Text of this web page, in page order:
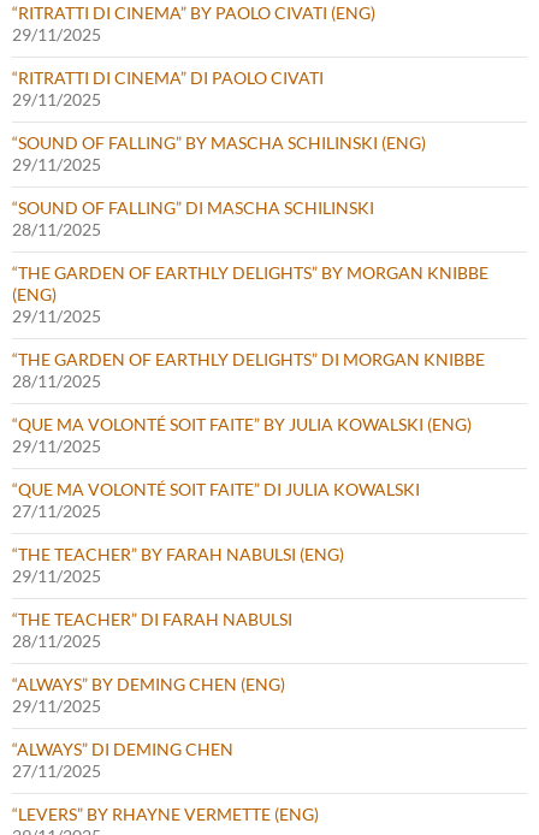
“RITRATTI DI CINEMA” BY PAOLO CIVATI (ENG)
29/11/2025
“RITRATTI DI CINEMA” DI PAOLO CIVATI
29/11/2025
“SOUND OF FALLING” BY MASCHA SCHILINSKI (ENG)
29/11/2025
“SOUND OF FALLING” DI MASCHA SCHILINSKI
28/11/2025
“THE GARDEN OF EARTHLY DELIGHTS” BY MORGAN KNIBBE
(ENG)
29/11/2025
“THE GARDEN OF EARTHLY DELIGHTS” DI MORGAN KNIBBE
28/11/2025
“QUE MA VOLONTÉ SOIT FAITE” BY JULIA KOWALSKI (ENG)
29/11/2025
“QUE MA VOLONTÉ SOIT FAITE” DI JULIA KOWALSKI
27/11/2025
“THE TEACHER” BY FARAH NABULSI (ENG)
29/11/2025
“THE TEACHER” DI FARAH NABULSI
28/11/2025
“ALWAYS” BY DEMING CHEN (ENG)
29/11/2025
“ALWAYS” DI DEMING CHEN
27/11/2025
“LEVERS” BY RHAYNE VERMETTE (ENG)